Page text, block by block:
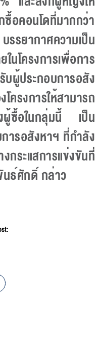
อคอนโดที่มากกว่า
รยากาศความเป็น
นโครงการเพื่อการ
ผู้ประกอบการอสัง
รงการให้สามารถ
ผู้ซื้อในกลุ่มนี้ เป็น
ารอสังหาฯ ที่กำลัง
ระแสการแข่งขันที่
นธ์ศักดิ์ กล่าว